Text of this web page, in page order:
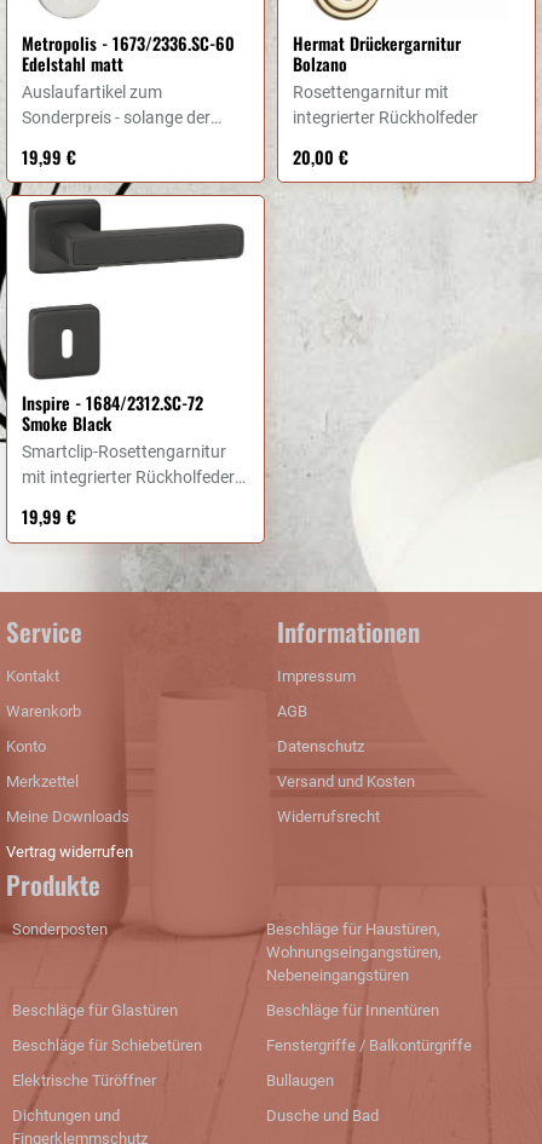
Metropolis - 1673/2336.SC-60
Edelstahl matt
19,99 €
Auslaufartikel zum
Sonderpreis - solange der
Hermat Drückergarnitur
Bolzano
20,00 €
Rosettengarnitur mit
integrierter Rückholfeder
Inspire - 1684/2312.SC-72
Smoke Black
19,99 €
Smartclip-Rosettengarnitur
mit integrierter Rückholfeder
Service
Kontakt
Warenkorb
Konto
Merkzettel
Meine Downloads
Vertrag widerrufen
Informationen
Impressum
AGB
Datenschutz
Versand und Kosten
Widerrufsrecht
Produkte
Sonderposten
Beschläge für Haustüren,
Wohnungseingangstüren,
Nebeneingangstüren
Beschläge für Glastüren
Beschläge für Innentüren
Beschläge für Schiebetüren
Fenstergriffe / Balkontürgriffe
Elektrische Türöffner
Bullaugen
Dichtungen und
Fingerklemmschutz
Dusche und Bad